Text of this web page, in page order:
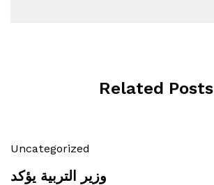
Related Posts
Uncategorized
وزير التربية يؤكد